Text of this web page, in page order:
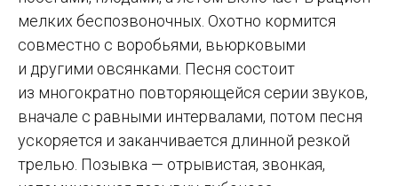
мелких беспозвоночных. Охотно кормится
совместно с воробьями, вьюрковыми
и другими овсянками. Песня состоит
из многократно повторяющейся серии звуков,
вначале с равными интервалами, потом песня
ускоряется и заканчивается длинной резкой
трелью. Позывка — отрывистая, звонкая,